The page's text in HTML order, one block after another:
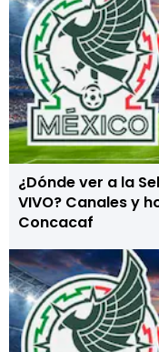
¿Dónde ver a la
VIVO? Canales y
Concacaf